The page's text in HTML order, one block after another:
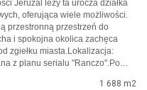
Jeruzal leży ta urocza działka
oferująca wiele możliwości.
przestronną przestrzeń do
i spokojna okolica zachęca
zgiełku miasta.Lokalizacja:
z planu serialu "Ranczo".Po…
1 688 m2